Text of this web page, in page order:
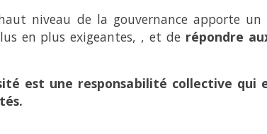
niveau de la gouvernance apporte un
en plus exigeantes, , et de répondre
est une responsabilité collective qui